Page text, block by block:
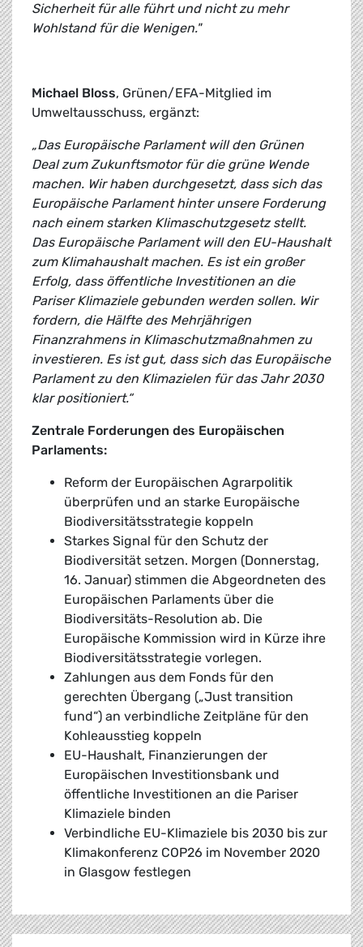
Sicherheit für alle führt und nicht zu mehr
Wohlstand für die Wenigen."
Michael Bloss, Grünen/EFA-Mitglied im
Umweltausschuss, ergänzt:
„Das Europäische Parlament will den Grünen
Deal zum Zukunftsmotor für die grüne Wende
machen. Wir haben durchgesetzt, dass sich das
Europäische Parlament hinter unsere Forderung
nach einem starken Klimaschutzgesetz stellt.
Das Europäische Parlament will den EU-Haushalt
zum Klimahaushalt machen. Es ist ein großer
Erfolg, dass öffentliche Investitionen an die
Pariser Klimaziele gebunden werden sollen. Wir
fordern, die Hälfte des Mehrjährigen
Finanzrahmens in Klimaschutzmaßnahmen zu
investieren. Es ist gut, dass sich das Europäische
Parlament zu den Klimazielen für das Jahr 2030
klar positioniert.“
Zentrale Forderungen des Europäischen
Parlaments:
Reform der Europäischen Agrarpolitik
überprüfen und an starke Europäische
Biodiversitätsstrategie koppeln
Starkes Signal für den Schutz der
Biodiversität setzen. Morgen (Donnerstag,
16. Januar) stimmen die Abgeordneten des
Europäischen Parlaments über die
Biodiversitäts-Resolution ab. Die
Europäische Kommission wird in Kürze ihre
Biodiversitätsstrategie vorlegen.
Zahlungen aus dem Fonds für den
gerechten Übergang („Just transition
fund“) an verbindliche Zeitpläne für den
Kohleausstieg koppeln
EU-Haushalt, Finanzierungen der
Europäischen Investitionsbank und
öffentliche Investitionen an die Pariser
Klimaziele binden
Verbindliche EU-Klimaziele bis 2030 bis zur
Klimakonferenz COP26 im November 2020
in Glasgow festlegen